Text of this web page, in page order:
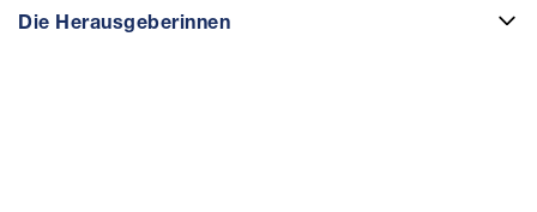
Die Herausgeberinnen